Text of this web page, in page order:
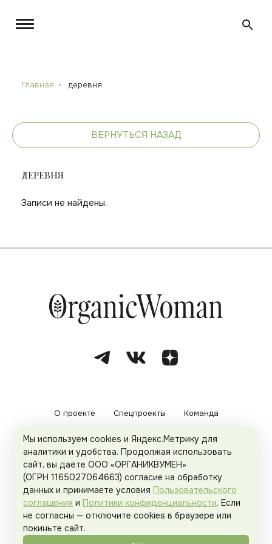
Главная деревня
ВЕРНУТЬСЯ НАЗАД
ДЕРЕВНЯ
Записи не найдены.
О проекте Спецпроекты Команда
Рекламодателям Политика конфиденциальности
Пользовательское соглашение
Organicwoman.ru . Все права защищены.
Мы используем cookies и Яндекс.Метрику для
аналитики и удобства. Продолжая использовать
сайт, вы даёте ООО «ОРГАНИКВУМЕН»
(ОГРН 1165027064663) согласие на обработку
данных и принимаете условия Пользовательского
соглашения и Политики конфиденциальности. Если
не согласны — отключите cookies в браузере или
покиньте сайт.